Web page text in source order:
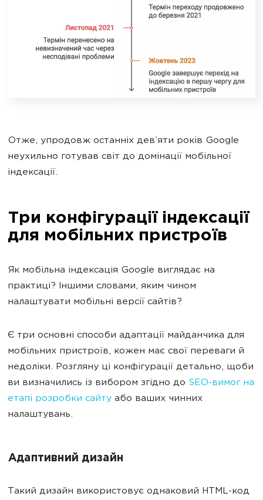
Отже, упродовж останніх дев’яти років Google
неухильно готував світ до домінації мобільної
індексації.
Три конфігурації індексації
для мобільних пристроїв
Як мобільна індексація Google виглядає на
практиці? Іншими словами, яким чином
налаштувати мобільні версії сайтів?
Є три основні способи адаптації майданчика для
мобільних пристроїв, кожен має свої переваги й
недоліки. Розгляну ці конфігурації детально, щоби
ви визначились із вибором згідно до SEO-вимог на
етапі розробки сайту або ваших чинних
налаштувань.
Адаптивний дизайн
Такий дизайн використовує однаковий HTML-код